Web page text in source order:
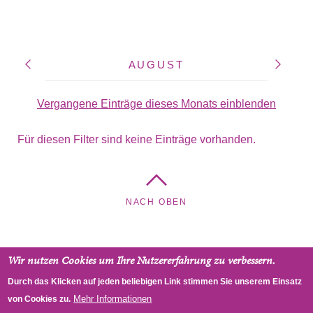
AUGUST
Vergangene Einträge dieses Monats einblenden
Für diesen Filter sind keine Einträge vorhanden.
NACH OBEN
Wir nutzen Cookies um Ihre Nutzererfahrung zu verbessern.
Durch das Klicken auf jeden beliebigen Link stimmen Sie unserem Einsatz
von Cookies zu. Mehr Informationen